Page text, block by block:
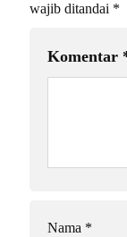
wajib ditandai *
Komentar
Nama *